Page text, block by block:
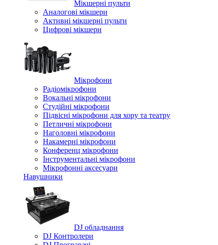
Мікшерні пульти
Аналогові мікшери
Активні мікшерні пульти
Цифрові мікшери
Мікрофони
Радіомікрофони
Вокальні мікрофони
Студійні мікрофони
Підвісні мікрофони для хору та театру
Петличні мікрофони
Наголовні мікрофони
Накамерні мікрофони
Конференц мікрофони
Iнструментальні мікрофони
Мікрофонні аксесуари
Навушники
DJ обладнання
DJ Контролери